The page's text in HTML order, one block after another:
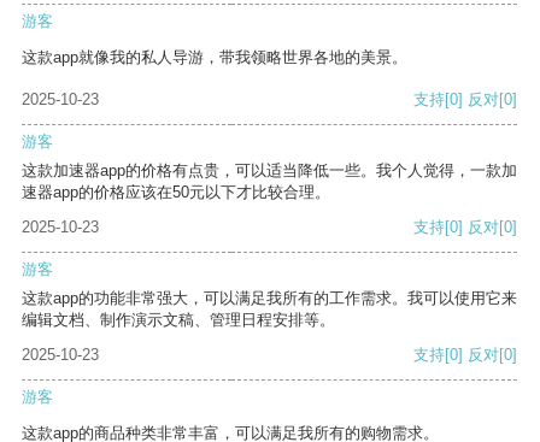
游客
这款app就像我的私人导游，带我领略世界各地的美景。
2025-10-23 支持[0] 反对[0]
游客
这款加速器app的价格有点贵，可以适当降低一些。我个人觉得，一款加
速器app的价格应该在50元以下才比较合理。
2025-10-23
支持[0] 反对[0]
游客
这款app的功能非常强大，可以满足我所有的工作需求。我可以使用它来
编辑文档、制作演示文稿、管理日程安排等。
2025-10-23
支持[0] 反对[0]
游客
这款app的商品种类非常丰富，可以满足我所有的购物需求。